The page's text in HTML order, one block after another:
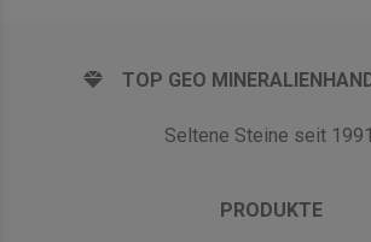
TOP GEO
Seltene Steine seit
PRODUKTE